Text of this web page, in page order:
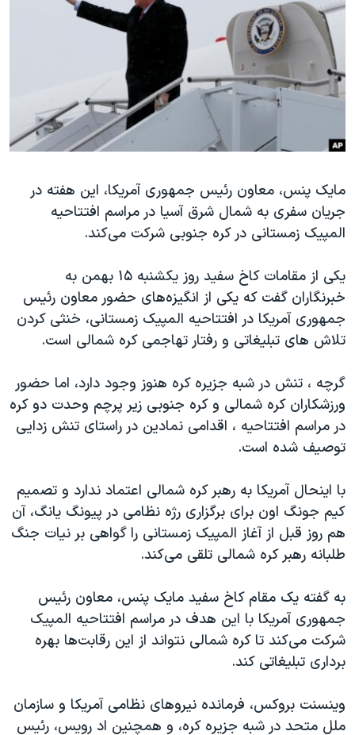
فرهنگ و زندگی
حقوق شهروندی
علم و فناوری
آرشیو پخش زنده
مستندها
انتخابات ریاست جمهوری آمریکا ۲۰۲۴
حمله جمهوری اسلامی به اسرائیل
مجموعه مستندهای دادخواهی
تریبونال مردمی آبان ۹۸
دادگاه حمید نوری
چهل سال گروگان‌گیری
قانون شفافیت دارائی کادر رهبری ایران
اعتراضات مردمی آبان ۹۸
نرگس محمدی برنده جایزه نوبل صلح
همایش محافظه‌کاران آمریکا «سی‌پک»
صفحه‌های ویژه
دنبال کنید
مایک پنس، معاون رئیس جمهوری آمریکا، این هفته در
جریان سفری به شمال شرق آسیا در مراسم افتتاحیه
المپیک زمستانی در کره جنوبی شرکت می‌کند.
یکی از مقامات کاخ سفید روز یکشنبه ۱۵ بهمن به
خبرنگاران گفت که یکی از انگیزه‌های حضور معاون رئیس
جمهوری آمریکا در افتتاحیه المپیک زمستانی، خنثی کردن
تلاش های تبلیغاتی و رفتار تهاجمی کره شمالی است.
گرچه ، تنش در شبه جزیره کره هنوز وجود دارد، اما حضور
ورزشکاران کره شمالی و کره جنوبی زیر پرچم وحدت دو کره
در مراسم افتتاحیه ، اقدامی نمادین در راستای تنش زدایی
توصیف شده است.
با اینحال آمریکا به رهبر کره شمالی اعتماد ندارد و تصمیم
کیم جونگ اون برای برگزاری رژه نظامی در پیونگ یانگ، آن
هم روز قبل از آغاز المپیک زمستانی را گواهی بر نیات جنگ
طلبانه رهبر کره شمالی تلقی می‌کند.
به گفته یک مقام کاخ سفید مایک پنس، معاون رئیس
جمهوری آمریکا با این هدف در مراسم افتتاحیه المپیک
شرکت می‌کند تا کره شمالی نتواند از این رقابت‌ها بهره
برداری تبلیغاتی کند.
وینسنت بروکس، فرمانده نیروهای نظامی آمریکا و سازمان
ملل متحد در شبه جزیره کره، و همچنین اد رویس، رئیس